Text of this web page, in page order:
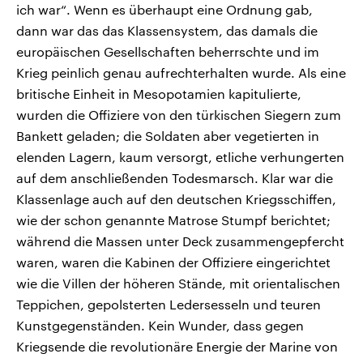
ich war“. Wenn es überhaupt eine Ordnung gab,
dann war das das Klassensystem, das damals die
europäischen Gesellschaften beherrschte und im
Krieg peinlich genau aufrechterhalten wurde. Als eine
britische Einheit in Mesopotamien kapitulierte,
wurden die Offiziere von den türkischen Siegern zum
Bankett geladen; die Soldaten aber vegetierten in
elenden Lagern, kaum versorgt, etliche verhungerten
auf dem anschließenden Todesmarsch. Klar war die
Klassenlage auch auf den deutschen Kriegsschiffen,
wie der schon genannte Matrose Stumpf berichtet;
während die Massen unter Deck zusammengepfercht
waren, waren die Kabinen der Offiziere eingerichtet
wie die Villen der höheren Stände, mit orientalischen
Teppichen, gepolsterten Ledersesseln und teuren
Kunstgegenständen. Kein Wunder, dass gegen
Kriegsende die revolutionäre Energie der Marine von